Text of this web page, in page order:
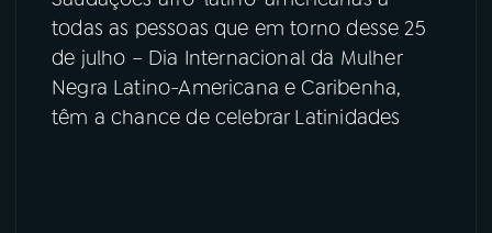
todas as pessoas que em torno desse 25
de julho – Dia Internacional da Mulher
Negra Latino-Americana e Caribenha,
têm a chance de celebrar Latinidades